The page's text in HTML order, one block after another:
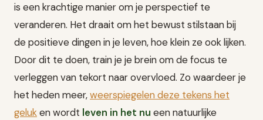
is een krachtige manier om je perspectief te
veranderen. Het draait om het bewust stilstaan bij
de positieve dingen in je leven, hoe klein ze ook lijken.
Door dit te doen, train je je brein om de focus te
verleggen van tekort naar overvloed. Zo waardeer je
het heden meer,weerspiegelen deze tekens het
geluken wordt leven in het nu een natuurlijke